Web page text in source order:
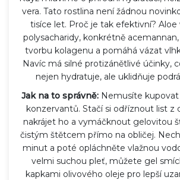
vera. Tato rostlina není žádnou
tisíce let. Proč je tak efektivní? Aloe
polysacharidy, konkrétně
tvorbu kolagenu a pomáhá vázat
Navíc má silné protizánětlivé účinky,
nejen hydratuje, ale uklidňuje
Jak na to správně: Nemusíte
konzervantů. Stačí si odříznout list z
nakrájet ho a vymáčknout gelovitou
čistým štětcem přímo na obličej.
minut a poté opláchněte vlažnou
velmi suchou pleť, můžete gel
kapkami olivového oleje pro lepší